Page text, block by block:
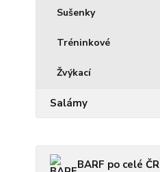
Sušenky
Tréninkové
Žvýkací
Salámy
BARF po celé ČR